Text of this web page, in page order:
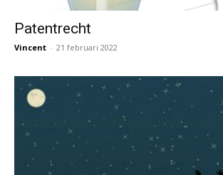
Patentrecht
Vincent - 21 februari 2022